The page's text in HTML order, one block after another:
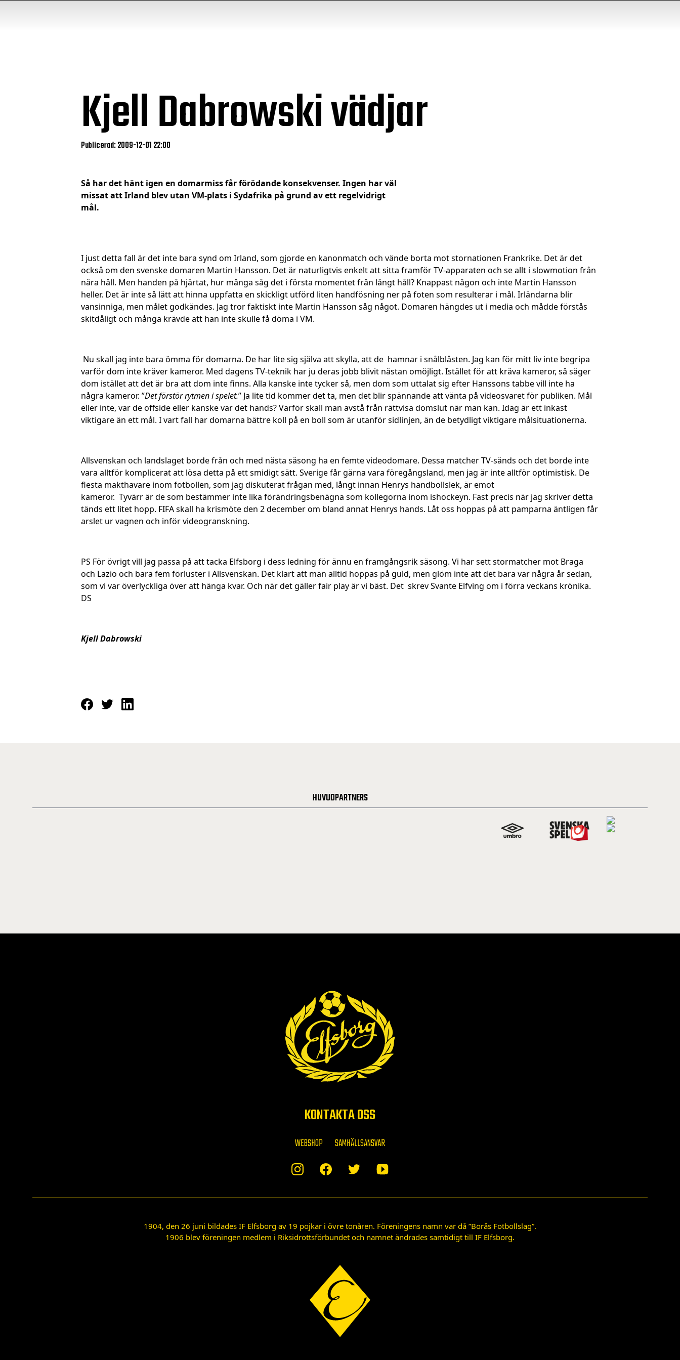
Kjell Dabrowski vädjar
Publicerad: 2009-12-01 22:00
Så har det hänt igen en domarmiss får förödande konsekvenser. Ingen har väl
missat att Irland blev utan VM-plats i Sydafrika på grund av ett regelvidrigt
mål.
I just detta fall är det inte bara synd om Irland, som gjorde en kanonmatch och vände borta mot stornationen Frankrike. Det är det
också om den svenske domaren Martin Hansson. Det är naturligtvis enkelt att sitta framför TV-apparaten och se allt i slowmotion från
nära håll. Men handen på hjärtat, hur många såg det i första momentet från långt håll? Knappast någon och inte Martin Hansson
heller. Det är inte så lätt att hinna uppfatta en skickligt utförd liten handfösning ner på foten som resulterar i mål. Irländarna blir
vansinniga, men målet godkändes. Jag tror faktiskt inte Martin Hansson såg något. Domaren hängdes ut i media och mådde förstås
skitdåligt och många krävde att han inte skulle få döma i VM.
Nu skall jag inte bara ömma för domarna. De har lite sig själva att skylla, att de hamnar i snålblåsten. Jag kan för mitt liv inte begripa
varför dom inte kräver kameror. Med dagens TV-teknik har ju deras jobb blivit nästan omöjligt. Istället för att kräva kameror, så säger
dom istället att det är bra att dom inte finns. Alla kanske inte tycker så, men dom som uttalat sig efter Hanssons tabbe vill inte ha
några kameror. ”Det förstör rytmen i spelet.” Ja lite tid kommer det ta, men det blir spännande att vänta på videosvaret för publiken. Mål
eller inte, var de offside eller kanske var det hands? Varför skall man avstå från rättvisa domslut när man kan. Idag är ett inkast
viktigare än ett mål. I vart fall har domarna bättre koll på en boll som är utanför sidlinjen, än de betydligt viktigare målsituationerna.
Allsvenskan och landslaget borde från och med nästa säsong ha en femte videodomare. Dessa matcher TV-sänds och det borde inte
vara alltför komplicerat att lösa detta på ett smidigt sätt. Sverige får gärna vara föregångsland, men jag är inte alltför optimistisk. De
flesta makthavare inom fotbollen, som jag diskuterat frågan med, långt innan Henrys handbollslek, är emot
kameror. Tyvärr är de som bestämmer inte lika förändringsbenägna som kollegorna inom ishockeyn. Fast precis när jag skriver detta
tänds ett litet hopp. FIFA skall ha krismöte den 2 december om bland annat Henrys hands. Låt oss hoppas på att pamparna äntligen får
arslet ur vagnen och inför videogranskning.
PS För övrigt vill jag passa på att tacka Elfsborg i dess ledning för ännu en framgångsrik säsong. Vi har sett stormatcher mot Braga
och Lazio och bara fem förluster i Allsvenskan. Det klart att man alltid hoppas på guld, men glöm inte att det bara var några år sedan,
som vi var överlyckliga över att hänga kvar. Och när det gäller fair play är vi bäst. Det skrev Svante Elfving om i förra veckans krönika.
DS
Kjell Dabrowski
HUVUDPARTNERS
KONTAKTA OSS
WEBSHOP SAMHÄLLSANSVAR
1904, den 26 juni bildades IF Elfsborg av 19 pojkar i övre tonåren. Föreningens namn var då ”Borås Fotbollslag”.
1906 blev föreningen medlem i Riksidrottsförbundet och namnet ändrades samtidigt till IF Elfsborg.